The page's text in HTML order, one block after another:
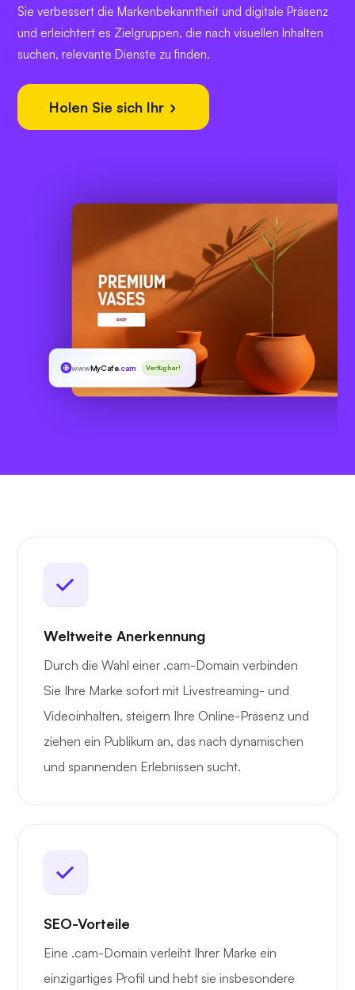
Sie verbessert die Markenbekanntheit und digitale Präsenz
und erleichtert es Zielgruppen, die nach visuellen Inhalten
suchen, relevante Dienste zu finden.
Holen Sie sich Ihr
wwwMyCafe.cam Verfügbar!
Weltweite Anerkennung
Durch die Wahl einer .cam-Domain verbinden
Sie Ihre Marke sofort mit Livestreaming- und
Videoinhalten, steigern Ihre Online-Präsenz und
ziehen ein Publikum an, das nach dynamischen
und spannenden Erlebnissen sucht.
SEO-Vorteile
Eine .cam-Domain verleiht Ihrer Marke ein
einzigartiges Profil und hebt sie insbesondere